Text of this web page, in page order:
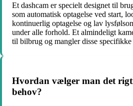
Et dashcam er specielt designet til
som automatisk optagelse ved start,
kontinuerlig optagelse og lav
under alle forhold. Et almindeligt
til bilbrug og mangler disse
Hvordan vælger man det
behov?